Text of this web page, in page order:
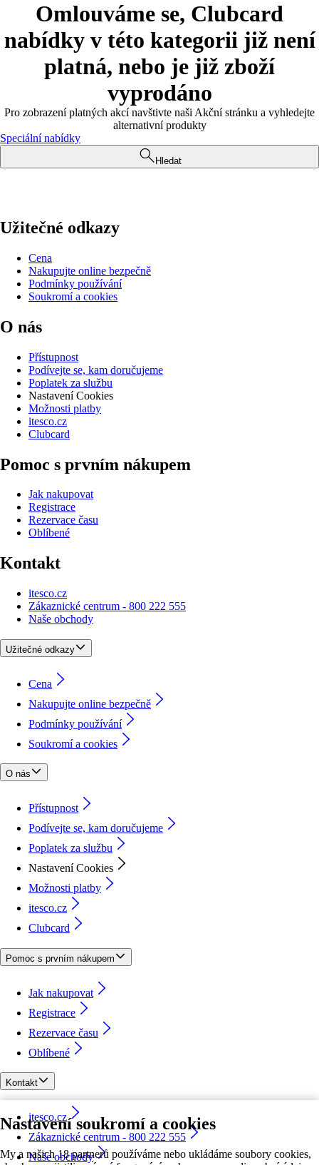
Nastavení soukromí a cookies
My a našich 18 partnerů používáme nebo ukládáme soubory cookies,
Omlouváme se, Clubcard
nabídky v této kategorii již není
platná, nebo je již zboží
vyprodáno
Pro zobrazení platných akcí navštivte naši Akční stránku a vyhledejte
alternativní produkty
Speciální nabídky
Hledat
Užitečné odkazy
Cena
Nakupujte online bezpečně
Podmínky používání
Soukromí a cookies
O nás
Přístupnost
Podívejte se, kam doručujeme
Poplatek za službu
Nastavení Cookies
Možnosti platby
itesco.cz
Clubcard
Pomoc s prvním nákupem
Jak nakupovat
Registrace
Rezervace času
Oblíbené
Kontakt
itesco.cz
Zákaznické centrum - 800 222 555
Naše obchody
Užitečné odkazy
Cena
Nakupujte online bezpečně
Podmínky používání
Soukromí a cookies
O nás
Přístupnost
Podívejte se, kam doručujeme
Poplatek za službu
Nastavení Cookies
Možnosti platby
itesco.cz
Clubcard
Pomoc s prvním nákupem
Jak nakupovat
Registrace
Rezervace času
Oblíbené
Kontakt
itesco.cz
Zákaznické centrum - 800 222 555
Naše obchody